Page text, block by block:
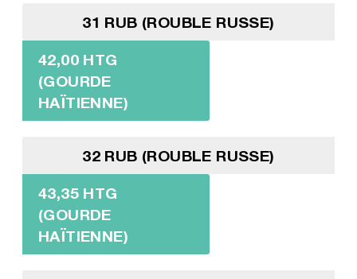
31 RUB (ROUBLE RUSSE)
42,00 HTG
(GOURDE
HAÏTIENNE)
32 RUB (ROUBLE RUSSE)
43,35 HTG
(GOURDE
HAÏTIENNE)